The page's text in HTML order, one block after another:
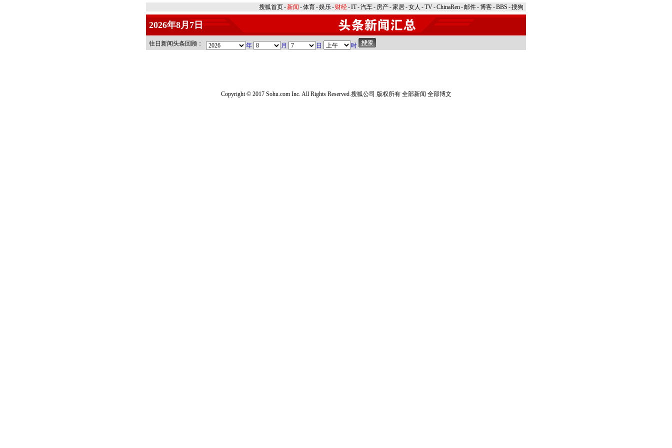
搜狐首页-新闻 -体育-娱乐- 财经-IT-汽车- 房产-家居-女人 -TV-ChinaRen-邮件-博客-BBS -搜狗
2026年8月7日
往日新闻头条回顾： 年 月 日 时
Copyright © 2017 Sohu.com Inc. All Rights Reserved.搜狐公司 版权所有 全部新闻 全部博文